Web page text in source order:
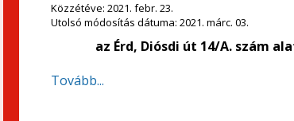
Közzétéve: 2021. febr. 23.
Utolsó módosítás dátuma: 2021. márc. 03.
az Érd, Diósdi út 14/A. szám
Tovább...